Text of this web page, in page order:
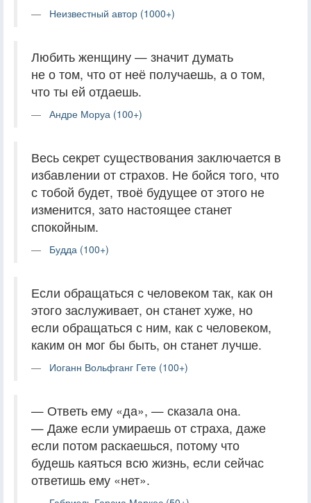
Неизвестный автор (1000+)
Любить женщину — значит думать
не о том, что от неё получаешь, а о том,
что ты ей отдаешь.
Андре Моруа (100+)
Весь секрет существования заключается в
избавлении от страхов. Не бойся того, что
с тобой будет, твоё будущее от этого не
изменится, зато настоящее станет
спокойным.
Будда (100+)
Если обращаться с человеком так, как он
этого заслуживает, он станет хуже, но
если обращаться с ним, как с человеком,
каким он мог бы быть, он станет лучше.
Иоганн Вольфганг Гете (100+)
— Ответь ему «да», — сказала она.
— Даже если умираешь от страха, даже
если потом раскаешься, потому что
будешь каяться всю жизнь, если сейчас
ответишь ему «нет».